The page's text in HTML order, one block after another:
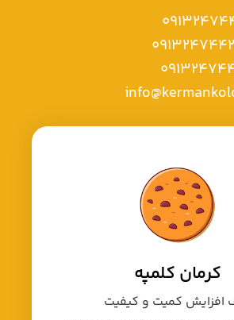
کرمان کلمپه
افزایش کمیت و کیفیت